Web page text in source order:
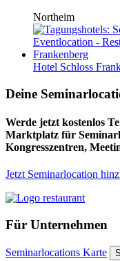
Northeim
Hotel Schloss
Deine
Werde jetzt kostenlos
Marktplatz für
Kongresszentren,
Jetzt Seminarlocation
Für Unternehmen
Seminarlocations Karte